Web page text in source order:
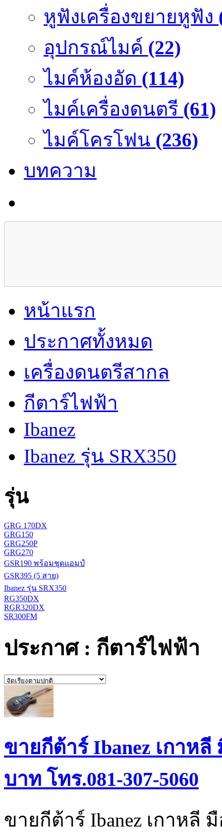
หูฟังเครื่องขยายหูฟัง
อุปกรณ์ไมค์ (22)
ไมค์ห้องอัด (114)
ไมค์เครื่องดนตรี (61)
ไมค์โครโฟน (236)
บทความ
หน้าแรก
ประกาศทั้งหมด
เครื่องดนตรีสากล
กีตาร์ไฟฟ้า
Ibanez
Ibanez รุ่น SRX350
รุ่น
GRG 170DX
GRG150
GRG250P
GRG270
GSR190 พร้อมชุดแอมป์
GSR395 (5 สาย)
Ibanez รุ่น SRX350
RG350DX
RGR320DX
SR300FM
ประกาศ : กีตาร์ไฟฟ้า
ขายกีต้าร์ Ibanez เกาหลี
บาท โทร.081-307-5060
ขายกีต้าร์ Ibanez เกาหลี